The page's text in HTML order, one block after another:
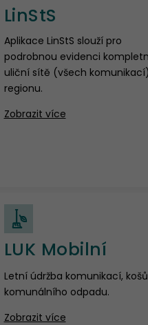
LinStS
Aplikace LinStS slouží pro
podrobnou evidenci
uliční sítě (všech komunikací)
regionu.
Zobrazit více
LUK Mobilní
Letní údržba komunikací,
komunálního odpadu.
Zobrazit více